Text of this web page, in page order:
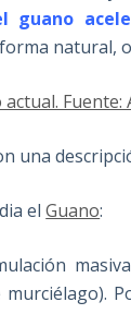
guano
forma
una
elGuano:
murciélago).